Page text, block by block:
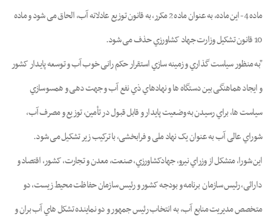
ﻣﺎده 4- اﯾﻦ ﻣﺎده، ﺑﻪ ﻋﻨﻮان ﻣﺎده 2 ﻣﮑﺮر، ﺑﻪ ﻗﺎﻧﻮن ﺗﻮزﯾﻊ ﻋﺎدﻻﻧﻪ آب، اﻟﺤﺎق ﻣﯽ ﺷﻮد و ﻣﺎده
10 ﻗانون ﺗﺸﮑﯿﻞ وزارت ﺟﻬﺎد ﮐﺸﺎورزي ﺣﺬف ﻣﯽ ﺷﻮد.
"ﺑﻪ ﻣﻨﻈﻮر ﺳﯿﺎﺳﺖ ﮔﺬاري و زﻣﯿﻨﻪ ﺳﺎزي اﺳﺘﻘﺮار ﺣﮑﻢ راﻧﯽ ﺧﻮب آب و ﺗﻮﺳﻌﻪ ﭘﺎﯾﺪار ﮐﺸﻮر
و اﯾﺠﺎد ﻫﻤﺎﻫﻨﮕﯽ ﺑﯿﻦ دﺳﺘﮕﺎه ﻫﺎ و ﻧﻬﺎدﻫﺎي ذي ﻧﻔﻊ آب و ﺟﻬﺖ دﻫﯽ و ﻫﻤﺴﻮﺳﺎزي
ﺳﯿﺎﺳﺖ ﻫﺎ، ﺑﺮاي رﺳﯿﺪن ﺑﻪ وﺿﻌﯿﺖ ﭘﺎﯾﺪار و ﻗﺎﺑﻞ ﻗﺒﻮل در ﺗﺄﻣﯿﻦ، ﺗﻮزﯾﻊ و ﻣﺼﺮف آب،
ﺷﻮراي ﻋﺎﻟﯽ آب ﺑﻪ ﻋﻨﻮان ﯾﮏ ﻧﻬﺎد ﻣﻠﯽ و ﻓﺮاﺑﺨﺸﯽ، ﺑﺎ ﺗﺮﮐﯿﺐ زﯾﺮ ﺗﺸﮑﯿﻞ ﻣﯽ ﺷﻮد.
اﯾﻦ ﺷﻮرا، ﻣﺘﺸﮑﻞ از وزراي ﻧﯿﺮو، ﺟﻬﺎدﮐﺸﺎورزي، ﺻﻨﻌﺖ، ﻣﻌﺪن و ﺗﺠﺎرت، ﮐﺸﻮر، اﻗﺘﺼﺎد و
داراﺋﯽ، رﺋﯿﺲ ﺳﺎزﻣﺎن ﺑﺮﻧﺎﻣﻪ و ﺑﻮدﺟﻪ ﮐﺸﻮر و رﺋﯿﺲ ﺳﺎزﻣﺎن ﺣﻔﺎﻇﺖ ﻣﺤﯿﻂ زﯾﺴﺖ، دو
ﻣﺘﺨﺼﺺ ﻣﺪﯾﺮﯾﺖ ﻣﻨﺎﺑﻊ آب، به اﻧﺘﺨﺎب رﺋﯿﺲ ﺟﻤﻬﻮر و دو ﻧﻤﺎﯾﻨﺪه ﺗﺸﮑﻞ ﻫﺎي آب ﺑﺮان و